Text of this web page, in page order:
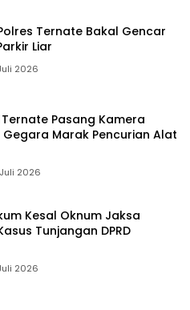
Ternate Bakal Gencar
Liar
2026
Pasang Kamera
Gegara Marak Pencurian Alat
2026
Kesal Oknum Jaksa
Tunjangan DPRD
2026